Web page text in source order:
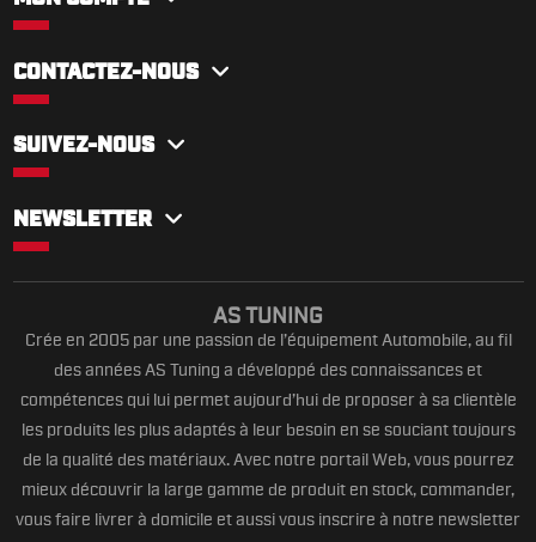
CONTACTEZ-NOUS
SUIVEZ-NOUS
NEWSLETTER
AS TUNING
Crée en 2005 par une passion de l’équipement Automobile, au fil
des années AS Tuning a développé des connaissances et
compétences qui lui permet aujourd’hui de proposer à sa clientèle
les produits les plus adaptés à leur besoin en se souciant toujours
de la qualité des matériaux. Avec notre portail Web, vous pourrez
mieux découvrir la large gamme de produit en stock, commander,
vous faire livrer à domicile et aussi vous inscrire à notre newsletter